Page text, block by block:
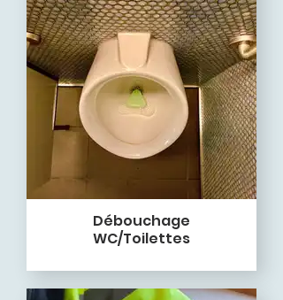
Débouchage
WC/Toilettes